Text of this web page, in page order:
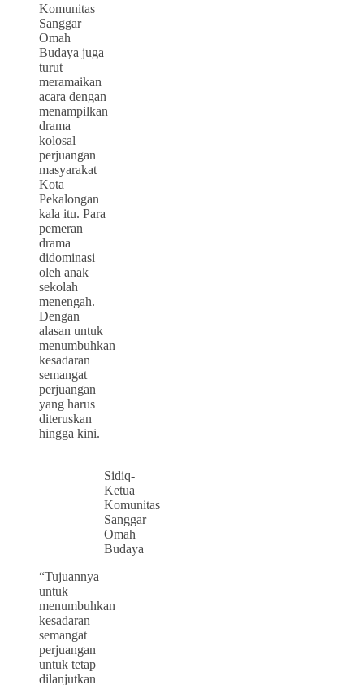
Komunitas
Sanggar
Omah
Budaya juga
turut
meramaikan
acara dengan
menampilkan
drama
kolosal
perjuangan
masyarakat
Kota
Pekalongan
kala itu. Para
pemeran
drama
didominasi
oleh anak
sekolah
menengah.
Dengan
alasan untuk
menumbuhkan
kesadaran
semangat
perjuangan
yang harus
diteruskan
hingga kini.
Sidiq-
Ketua
Komunitas
Sanggar
Omah
Budaya
“Tujuannya
untuk
menumbuhkan
kesadaran
semangat
perjuangan
untuk tetap
dilanjutkan